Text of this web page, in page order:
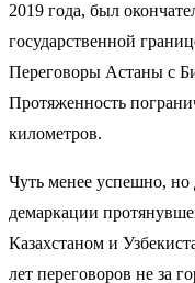
2019 года, был
государственной
Переговоры Астаны с
Протяженность
километров.
Чуть менее успешно, но
демаркации
Казахстаном и
лет переговоров не за